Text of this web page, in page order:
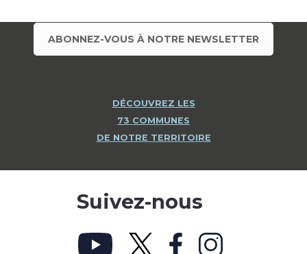
ABONNEZ-VOUS À NOTRE NEWSLETTER
DÉCOUVREZ LES
73 COMMUNES
DE NOTRE TERRITOIRE
Suivez-nous